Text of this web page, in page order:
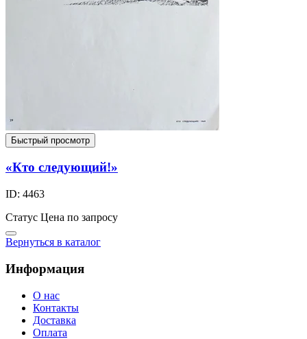
Быстрый просмотр
«Кто следующий!»
ID: 4463
Статус Цена по запросу
Вернуться в каталог
Информация
О нас
Контакты
Доставка
Оплата